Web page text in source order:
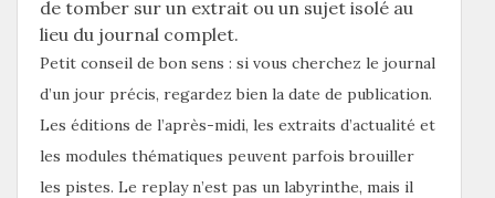
de tomber sur un extrait ou un sujet isolé au
lieu du journal complet.
Petit conseil de bon sens : si vous cherchez le journal
d’un jour précis, regardez bien la date de publication.
Les éditions de l’après-midi, les extraits d’actualité et
les modules thématiques peuvent parfois brouiller
les pistes. Le replay n’est pas un labyrinthe, mais il